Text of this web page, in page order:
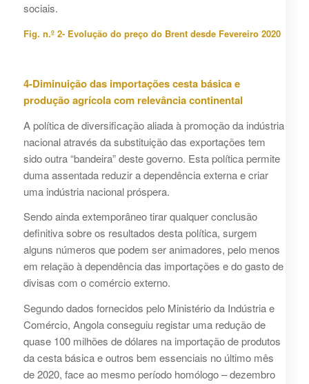
sociais.
Fig. n.º 2- Evolução do preço do Brent desde Fevereiro 2020
4-Diminuição das importações cesta básica e
produção agrícola com relevância continental
A política de diversificação aliada à promoção da indústria
nacional através da substituição das exportações tem
sido outra “bandeira” deste governo. Esta política permite
duma assentada reduzir a dependência externa e criar
uma indústria nacional próspera.
Sendo ainda extemporâneo tirar qualquer conclusão
definitiva sobre os resultados desta política, surgem
alguns números que podem ser animadores, pelo menos
em relação à dependência das importações e do gasto de
divisas com o comércio externo.
Segundo dados fornecidos pelo Ministério da Indústria e
Comércio, Angola conseguiu registar uma redução de
quase 100 milhões de dólares na importação de produtos
da cesta básica e outros bem essenciais no último mês
de 2020, face ao mesmo período homólogo – dezembro